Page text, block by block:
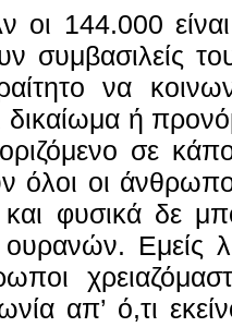
οι 144.000
συμβασιλείς
να
δικαίωμα ή
σε
όλοι οι
φυσικά δε
Εμείς
απ’ ό,τι